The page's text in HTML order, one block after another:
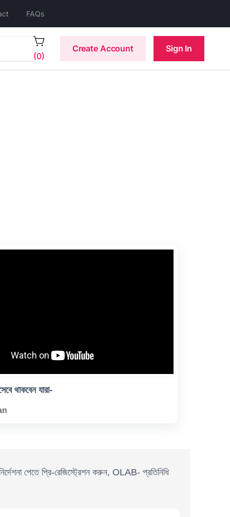
FAQs
(0)
Create Account Sign In
থাকবেন যারা-
পেতে প্রি-রেজিস্ট্রেশন করুন, OLAB- প্রতিনিধি